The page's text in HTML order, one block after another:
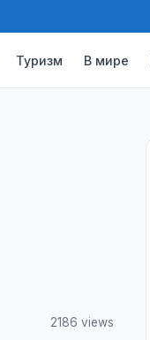
Туризм В мире
2186 views